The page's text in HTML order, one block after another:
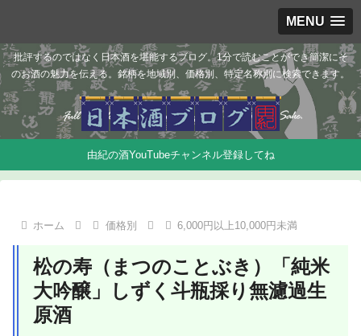
MENU
批評するのではなく日本酒を堪能するブログ。1分で読むことができ簡潔にそ
のお酒の魅力を伝える。銘柄を地域別、価格別、特定名称別に検索できます。
由紀の酒YouTubeチャンネル登録してね
ホーム 価格別 6,000円以上10,000円未満
松の寿（まつのことぶき）「純米
大吟醸」しずく斗瓶採り無濾過生
原酒